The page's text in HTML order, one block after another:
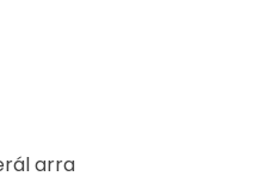
arra